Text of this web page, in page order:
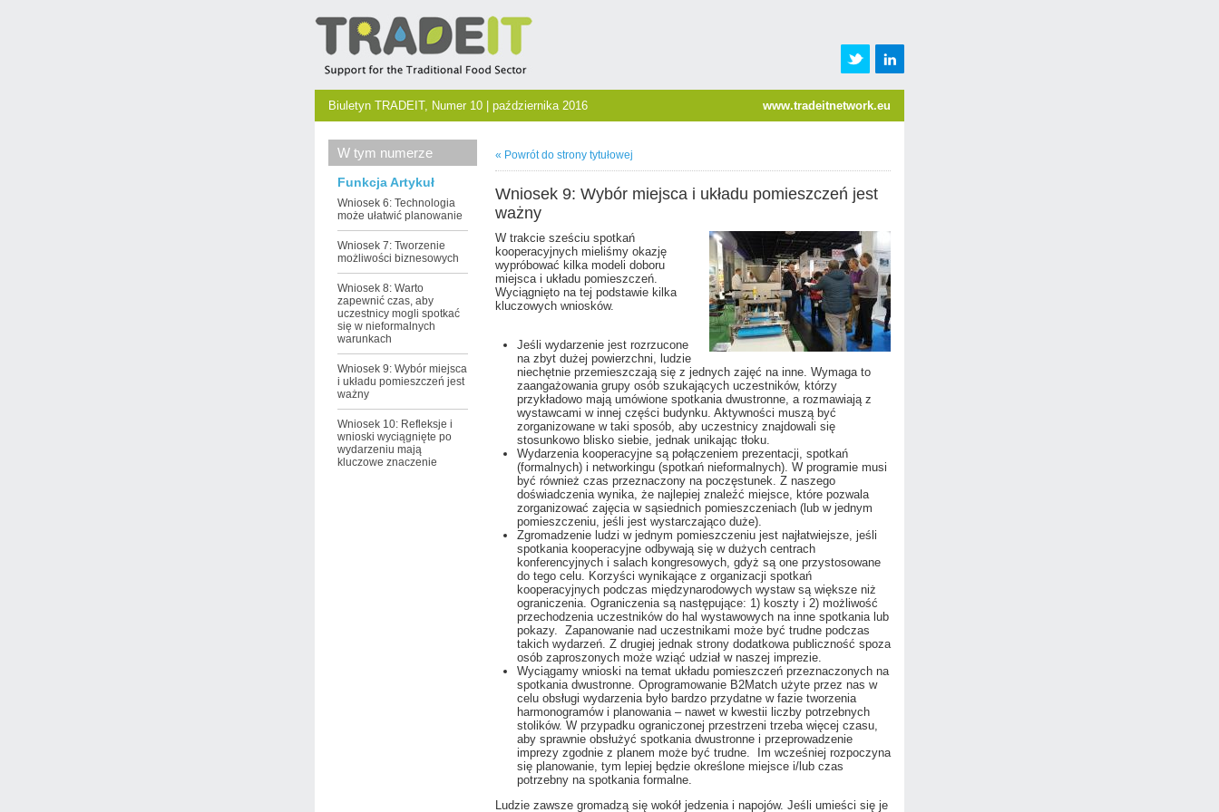
Biuletyn TRADEIT, Numer 10 | października 2016 www.tradeitnetwork.eu
W tym numerze
Funkcja Artykuł
Wniosek 6: Technologia
może ułatwić planowanie
Wniosek 7: Tworzenie
możliwości biznesowych
Wniosek 8: Warto
zapewnić czas, aby
uczestnicy mogli spotkać
się w nieformalnych
warunkach
Wniosek 9: Wybór miejsca
i układu pomieszczeń jest
ważny
Wniosek 10: Refleksje i
wnioski wyciągnięte po
wydarzeniu mają
kluczowe znaczenie
« Powrót do strony tytułowej
Wniosek 9: Wybór miejsca i układu pomieszczeń jest
ważny
W trakcie sześciu spotkań
kooperacyjnych mieliśmy okazję
wypróbować kilka modeli doboru
miejsca i układu pomieszczeń.
Wyciągnięto na tej podstawie kilka
kluczowych wniosków.
Jeśli wydarzenie jest rozrzucone
na zbyt dużej powierzchni, ludzie
niechętnie przemieszczają się z jednych zajęć na inne. Wymaga to
zaangażowania grupy osób szukających uczestników, którzy
przykładowo mają umówione spotkania dwustronne, a rozmawiają z
wystawcami w innej części budynku. Aktywności muszą być
zorganizowane w taki sposób, aby uczestnicy znajdowali się
stosunkowo blisko siebie, jednak unikając tłoku.
Wydarzenia kooperacyjne są połączeniem prezentacji, spotkań
(formalnych) i networkingu (spotkań nieformalnych). W programie musi
być również czas przeznaczony na poczęstunek. Z naszego
doświadczenia wynika, że najlepiej znaleźć miejsce, które pozwala
zorganizować zajęcia w sąsiednich pomieszczeniach (lub w jednym
pomieszczeniu, jeśli jest wystarczająco duże).
Zgromadzenie ludzi w jednym pomieszczeniu jest najłatwiejsze, jeśli
spotkania kooperacyjne odbywają się w dużych centrach
konferencyjnych i salach kongresowych, gdyż są one przystosowane
do tego celu. Korzyści wynikające z organizacji spotkań
kooperacyjnych podczas międzynarodowych wystaw są większe niż
ograniczenia. Ograniczenia są następujące: 1) koszty i 2) możliwość
przechodzenia uczestników do hal wystawowych na inne spotkania lub
pokazy. Zapanowanie nad uczestnikami może być trudne podczas
takich wydarzeń. Z drugiej jednak strony dodatkowa publiczność spoza
osób zaproszonych może wziąć udział w naszej imprezie.
Wyciągamy wnioski na temat układu pomieszczeń przeznaczonych na
spotkania dwustronne. Oprogramowanie B2Match użyte przez nas w
celu obsługi wydarzenia było bardzo przydatne w fazie tworzenia
harmonogramów i planowania – nawet w kwestii liczby potrzebnych
stolików. W przypadku ograniczonej przestrzeni trzeba więcej czasu,
aby sprawnie obsłużyć spotkania dwustronne i przeprowadzenie
imprezy zgodnie z planem może być trudne. Im wcześniej rozpoczyna
się planowanie, tym lepiej będzie określone miejsce i/lub czas
potrzebny na spotkania formalne.
Ludzie zawsze gromadzą się wokół jedzenia i napojów. Jeśli umieści się je